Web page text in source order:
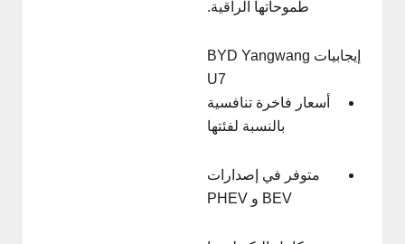
طموحاتها الراقية.
إيجابيات BYD Yangwang
أسعار فاخرة تنافسية
بالنسبة لفئتها
متوفر في إصدارات
BEV و PHEV